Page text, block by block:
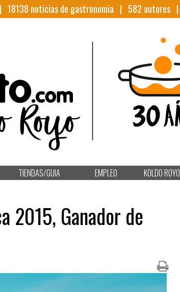
18138 noticias de gastronomia | 582 autores |
TIENDAS/GUIA EMPLEO KOLDO ROYO
2015, Ganador de